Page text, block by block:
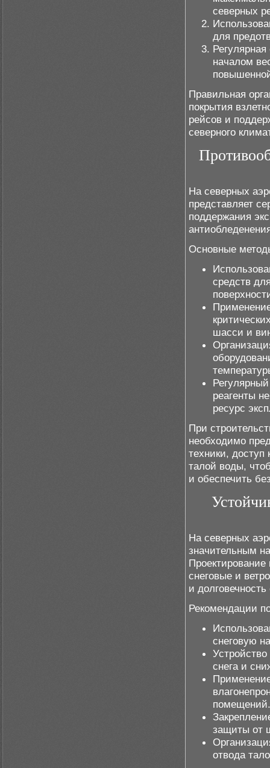
северных
для
началом
Правильная
покрытия
рейсов и
северного
На северных
представляет
поддержания
Основные
средств
шасси и
реагенты
ресурс
При
необходимо
техники, доступ
талой воды,
и обеспечить
На северных
значительным
снеговые и
и
Рекомендации
снеговую
снега и
помещений.
защиты от
отвода